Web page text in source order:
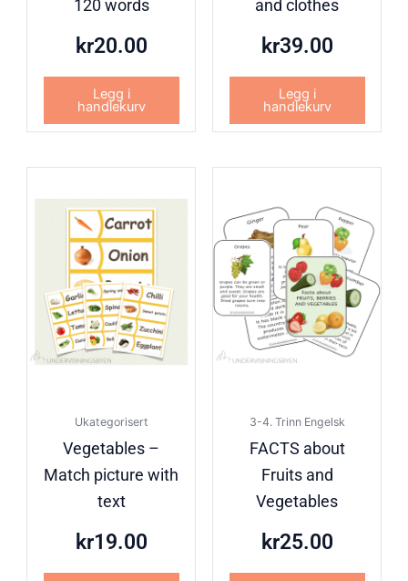
120 words
kr20.00
Legg i
handlekurv
and clothes
kr39.00
Legg i
handlekurv
Ukategorisert
Vegetables –
Match picture with
text
kr19.00
3-4. Trinn Engelsk
FACTS about
Fruits and
Vegetables
kr25.00